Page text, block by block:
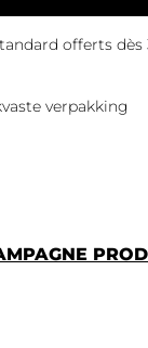
offerts
verpakking